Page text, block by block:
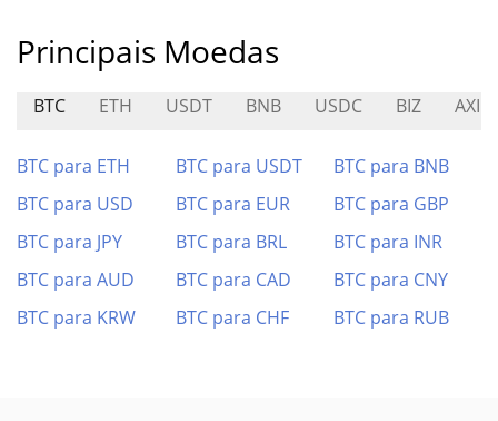
Principais Moedas
BTC ETH USDT BNB USDC BIZ AXI
BTC para ETH BTC para USDT
BTC para BNB
BTC para USD
BTC para EUR
BTC para GBP
BTC para JPY
BTC para BRL
BTC para INR
BTC para AUD
BTC para CAD
BTC para CNY
BTC para KRW
BTC para CHF BTC para RUB